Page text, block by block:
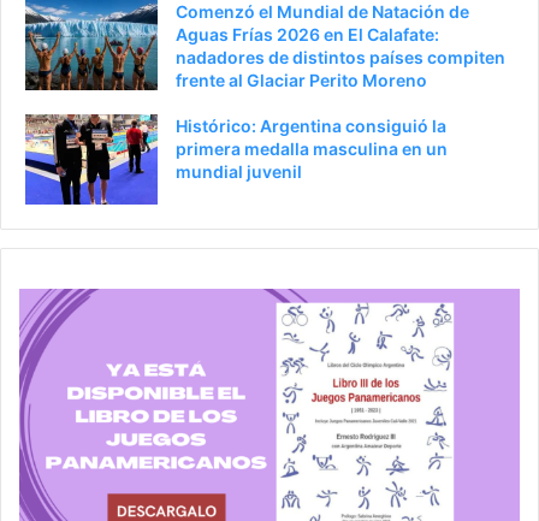
Comenzó el Mundial de Natación de
Aguas Frías 2026 en El Calafate:
nadadores de distintos países compiten
frente al Glaciar Perito Moreno
Histórico: Argentina consiguió la
primera medalla masculina en un
mundial juvenil